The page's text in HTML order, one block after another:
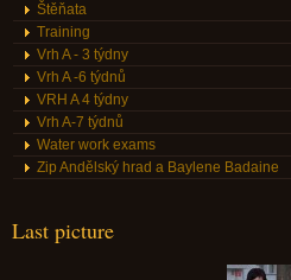
Štěňata
Training
Vrh A - 3 týdny
Vrh A -6 týdnů
VRH A 4 týdny
Vrh A-7 týdnů
Water work exams
Zip Andělský hrad a Baylene Badaine
Last picture